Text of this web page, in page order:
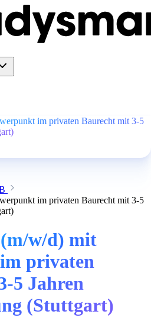
im privaten Baurecht mit 3-5
im privaten Baurecht mit 3-5
w/d) mit
privaten
5 Jahren
(Stuttgart)